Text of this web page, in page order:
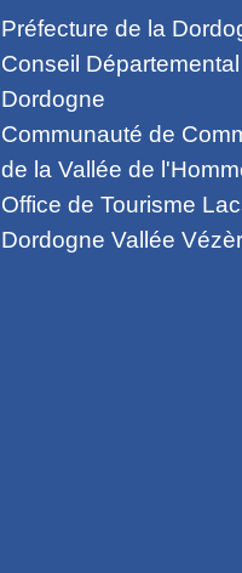
Préfecture de la
Conseil
Dordogne
Communauté de
de la Vallée de
Office de Tourisme
Dordogne Vallée